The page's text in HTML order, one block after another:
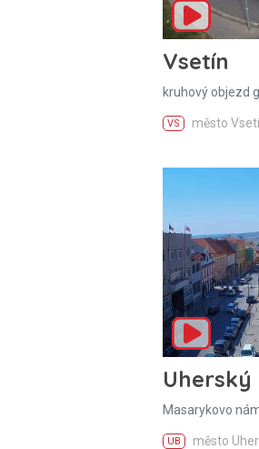
Vsetín
kruhový objezd
VS město
Uherský
Masarykovo
UB město